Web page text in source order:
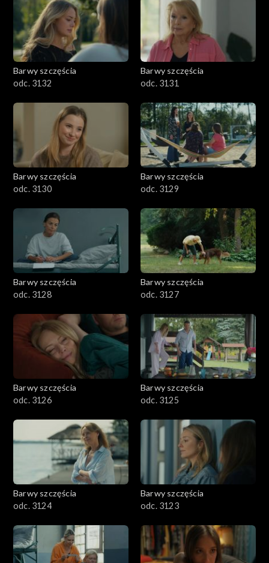
Barwy szczęścia
odc. 3132
Barwy szczęścia
odc. 3131
Barwy szczęścia
odc. 3130
Barwy szczęścia
odc. 3129
Barwy szczęścia
odc. 3128
Barwy szczęścia
odc. 3127
Barwy szczęścia
odc. 3126
Barwy szczęścia
odc. 3125
Barwy szczęścia
odc. 3124
Barwy szczęścia
odc. 3123